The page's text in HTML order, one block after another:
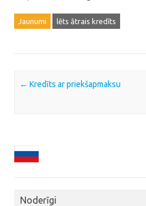
Jaunumi lēts ātrais kredīts
Post navigation
← Kredīts ar priekšapmaksu
Noderīgi